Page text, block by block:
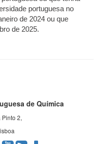
portuguesa no
de 2024 ou que
de 2025.
de Química
Pinto 2,